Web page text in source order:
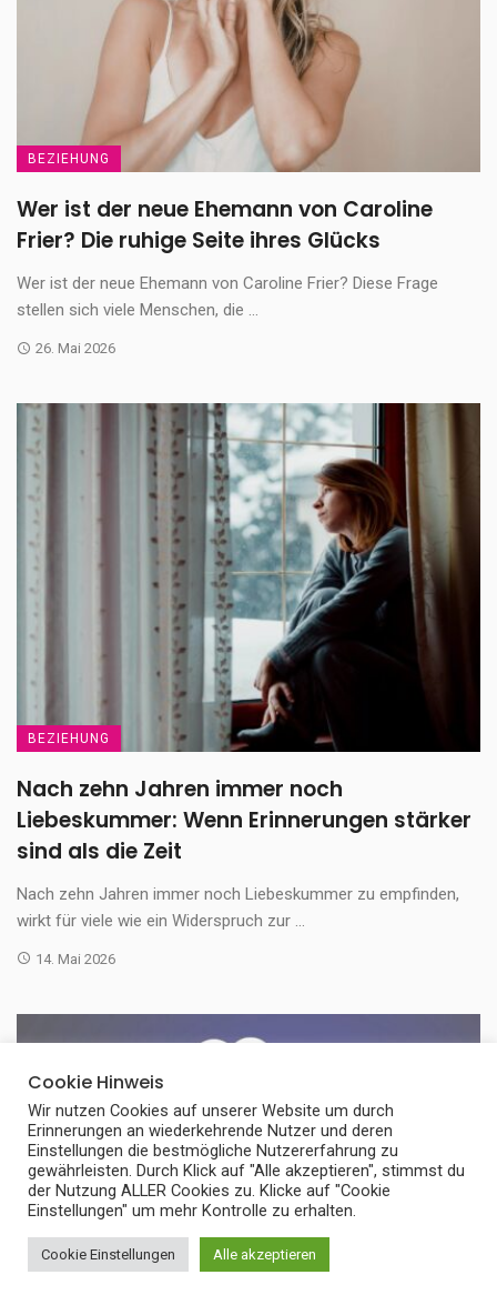
BEZIEHUNG
Wer ist der neue Ehemann von Caroline
Frier? Die ruhige Seite ihres Glücks
Wer ist der neue Ehemann von Caroline Frier? Diese Frage
stellen sich viele Menschen, die ...
26. Mai 2026
BEZIEHUNG
Nach zehn Jahren immer noch
Liebeskummer: Wenn Erinnerungen stärker
sind als die Zeit
Nach zehn Jahren immer noch Liebeskummer zu empfinden,
wirkt für viele wie ein Widerspruch zur ...
14. Mai 2026
Cookie Hinweis
Wir nutzen Cookies auf unserer Website um durch
Erinnerungen an wiederkehrende Nutzer und deren
Einstellungen die bestmögliche Nutzererfahrung zu
gewährleisten. Durch Klick auf "Alle akzeptieren", stimmst du
der Nutzung ALLER Cookies zu. Klicke auf "Cookie
Einstellungen" um mehr Kontrolle zu erhalten.
Cookie Einstellungen Alle akzeptieren